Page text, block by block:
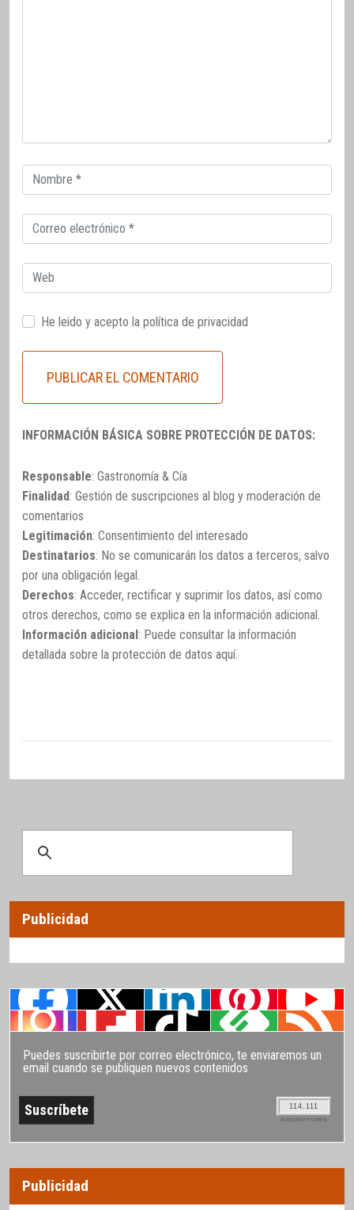
Correo
electrónico
Correo
electrónico
Web
He leido y acepto la política de privacidad
INFORMACIÓN BÁSICA SOBRE PROTECCIÓN DE DATOS:
Responsable: Gastronomía & Cía
Finalidad: Gestión de suscripciones al blog y moderación de
comentarios
Legitimación: Consentimiento del interesado
Destinatarios: No se comunicarán los datos a terceros, salvo
por una obligación legal.
Derechos: Acceder, rectificar y suprimir los datos, así como
otros derechos, como se explica en la información adicional.
Información adicional: Puede consultar la información
detallada sobre la protección de datos aquí.
Publicidad
Puedes suscribirte por correo electrónico, te enviaremos un
email cuando se publiquen nuevos contenidos
114.111
SUSCRIPTORES
Publicidad